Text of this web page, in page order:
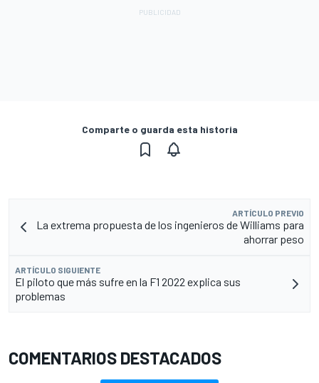
Comparte o guarda esta historia
ARTÍCULO PREVIO
La extrema propuesta de los ingenieros de Williams para
ahorrar peso
ARTÍCULO SIGUIENTE
El piloto que más sufre en la F1 2022 explica sus
problemas
COMENTARIOS DESTACADOS